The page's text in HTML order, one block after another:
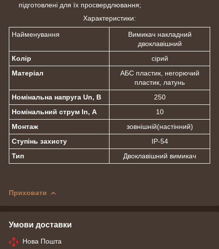
підготовлені для їх просвердлювання;
Характеристики:
Найменування
Вимикач накладний
двоклавішний
Колір
сірий
Матеріал
АБС пластик, негорючий
пластик, латунь
Номінальна напруга Un, В
250
Номінальний струм In, А
10
Монтаж
зовнішній(настінний)
Ступінь захисту
IP-54
Тип
Двоклавішний вимикач
Приховати
Умови доставки
Нова Пошта